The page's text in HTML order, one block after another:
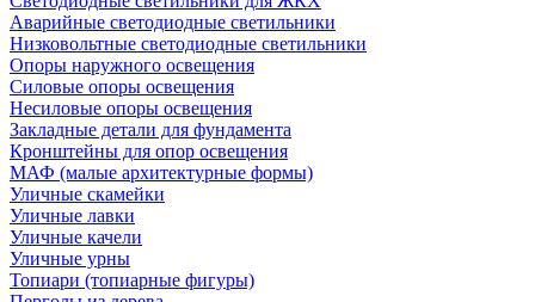
Аварийные светодиодные светильники
Низковольтные светодиодные светильники
Опоры наружного освещения
Силовые опоры освещения
Несиловые опоры освещения
Закладные детали для фундамента
Кронштейны для опор освещения
МАФ (малые архитектурные формы)
Уличные скамейки
Уличные лавки
Уличные качели
Уличные урны
Топиари (топиарные фигуры)